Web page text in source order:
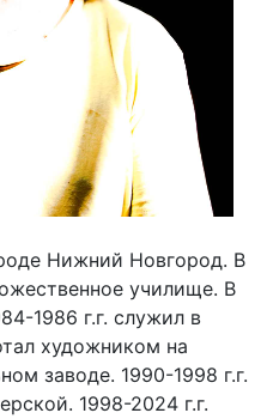
Нижний Новгород. В
училище. В
1986 г.г. служил в
художником на
заводе. 1990-1998 г.г.
1998-2024 г.г.